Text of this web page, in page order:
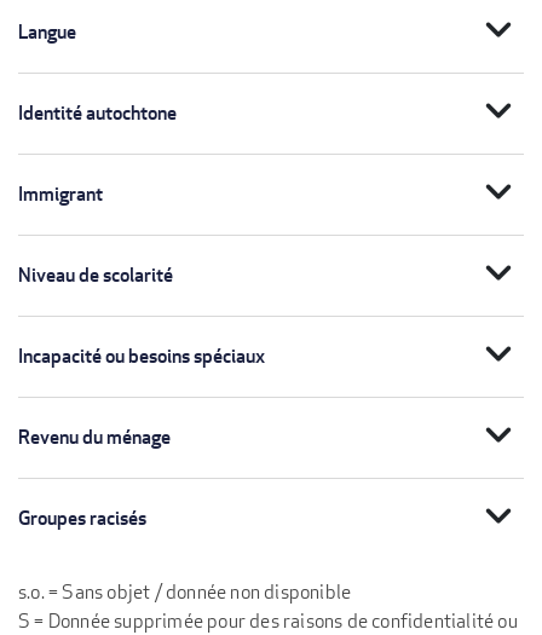
Langue expand_more
Identité autochtone expand_more
Immigrant expand_more
Niveau de scolarité expand_more
Incapacité ou besoins spéciaux expand_more
Revenu du ménage expand_more
Groupes racisés expand_more
s.o. = Sans objet / donnée non disponible
S = Donnée supprimée pour des raisons de confidentialité ou